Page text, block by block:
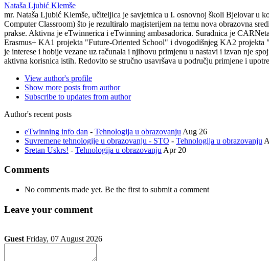
Nataša Ljubić Klemše
mr. Nataša Ljubić Klemše, učiteljica je savjetnica u I. osnovnoj školi Bjelovar u
Computer Classroom) što je rezultiralo magisterijem na temu nova obrazovna
prakse. Aktivna je eTwinnerica i eTwinning ambasadorica. Suradnica je
Erasmus+ KA1 projekta "Future-Oriented School" i dvogodišnjeg KA2
je interese i hobije vezane uz računala i njihovu primjenu u nastavi i izvan nje
aktivna korisnica istih. Redovito se stručno usavršava u području primjene i
View author's profile
Show more posts from author
Subscribe to updates from author
Author's recent posts
eTwinning info dan - Tehnologija u obrazovanju Aug 26
Suvremene tehnologije u obrazovanju - STO - Tehnologija u obrazovanju
Sretan Uskrs! - Tehnologija u obrazovanju Apr 20
Comments
No comments made yet. Be the first to submit a comment
Leave your comment
Guest Friday, 07 August 2026